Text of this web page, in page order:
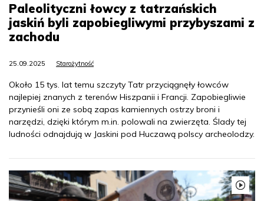
Paleolityczni łowcy z tatrzańskich
jaskiń byli zapobiegliwymi przybyszami z
zachodu
25.09.2025 Starożytność
Około 15 tys. lat temu szczyty Tatr przyciągnęły łowców
najlepiej znanych z terenów Hiszpanii i Francji. Zapobiegliwie
przynieśli oni ze sobą zapas kamiennych ostrzy broni i
narzędzi, dzięki którym m.in. polowali na zwierzęta. Ślady tej
ludności odnajdują w Jaskini pod Huczawą polscy archeolodzy.